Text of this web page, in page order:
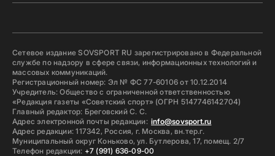
Сетевое издание SOVSPORT RU зарегистрировано в Федеральной
службе по надзору в сфере связи, информационных технологий и
массовых коммуникаций.
Регистрационный номер: Эл № ФС 77-60106 от 10.12.2014
Учредитель: Общество с ограниченной ответственностью
«Редакция газеты «Советский спорт» (ОГРН 5147746142704)
Главный редактор: Бреговский С. С.
Адрес электронной почты редакции: info@sovsport.ru
Адрес редакции: 117342, Россия, г. Москва, вн.тер.г.
Муниципальный округ Коньково, ул. Бутлерова, 17, помещ. 2/7
Телефон редакции: +7 (991) 636-09-00